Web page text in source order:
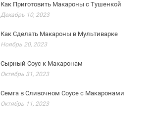
Как Приготовить Макароны с Тушенкой
Декабрь 10, 2023
Как Сделать Макароны в Мультиварке
Ноябрь 20, 2023
Сырный Соус к Макаронам
Октябрь 31, 2023
Семга в Сливочном Соусе с Макаронами
Октябрь 11, 2023